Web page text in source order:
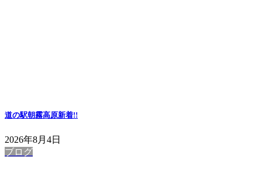
道の駅朝霧高原新着!!
2026年8月4日
ブログ